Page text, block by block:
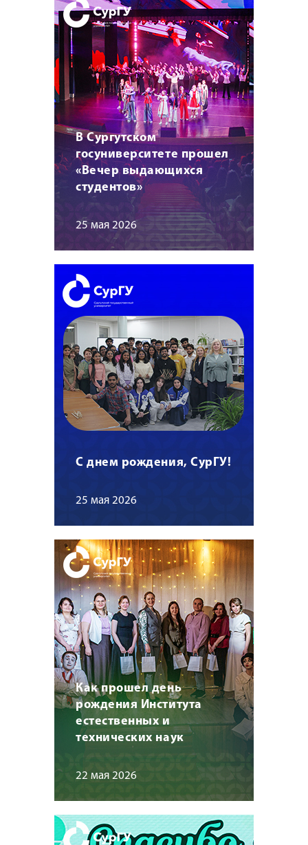
В Сургутском
госуниверситете прошел
«Вечер выдающихся
студентов»
25 мая 2026
С днем рождения, СурГУ!
25 мая 2026
Как прошел день
рождения Института
естественных и
технических наук
22 мая 2026